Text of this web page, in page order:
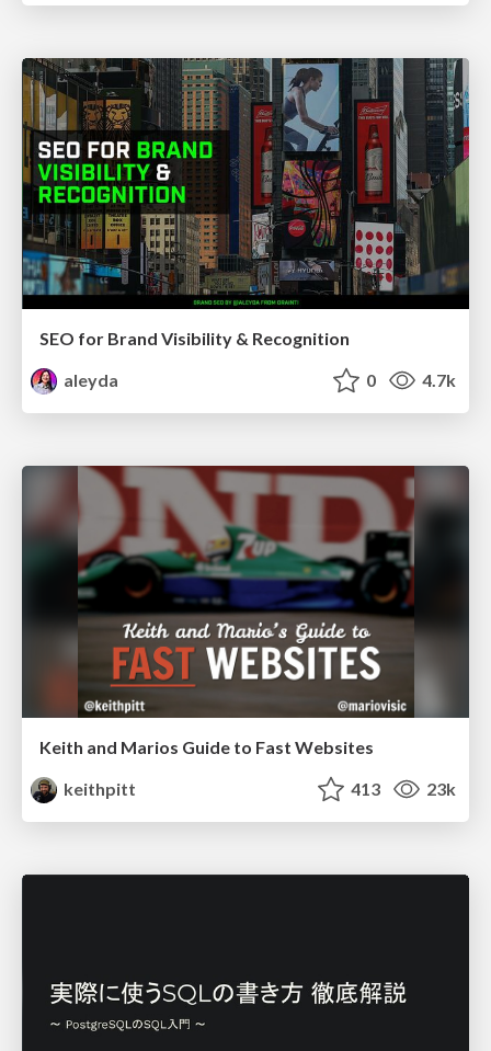
SEO for Brand Visibility & Recognition
aleyda
0 4.7k
Keith and Marios Guide to Fast Websites
keithpitt
413 23k